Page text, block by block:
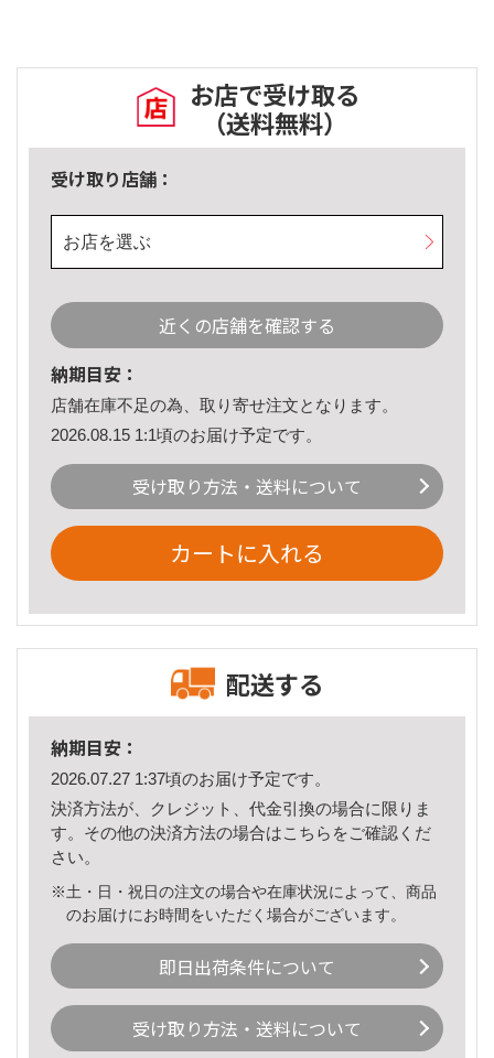
お店で受け取る
（送料無料）
受け取り店舗：
お店を選ぶ
近くの店舗を確認する
納期目安：
店舗在庫不足の為、取り寄せ注文となります。
2026.08.15 1:1頃のお届け予定です。
受け取り方法・送料について
カートに入れる
配送する
納期目安：
2026.07.27 1:37頃のお届け予定です。
決済方法が、クレジット、代金引換の場合に限りま
す。その他の決済方法の場合はこちら をご確認くだ
さい。
※土・日・祝日の注文の場合や在庫状況によって、商品
のお届けにお時間をいただく場合がございます。
即日出荷条件について
受け取り方法・送料について